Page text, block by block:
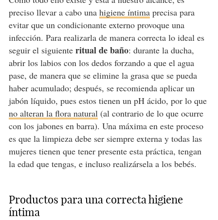
preciso llevar a cabo una higiene íntimaprecisa para
evitar que un condicionante externo provoque una
infección. Para realizarla de manera correcta lo ideal es
seguir el siguiente ritual de baño: durante la ducha,
abrir los labios con los dedos forzando a que el agua
pase, de manera que se elimine la grasa que se pueda
haber acumulado; después, se recomienda aplicar un
jabón líquido, pues estos tienen un pH ácido, por lo que
no alteran la flora natural(al contrario de lo que ocurre
con los jabones en barra). Una máxima en este proceso
es que la limpieza debe ser siempre externa y todas las
mujeres tienen que tener presente esta práctica, tengan
la edad que tengas, e incluso realizársela a los bebés.
Productos para una correcta higiene
íntima